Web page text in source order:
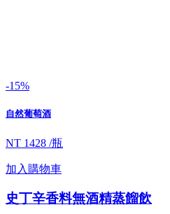
-15%
自然葡萄酒
NT 1428 /瓶
加入購物車
史丁辛香料無酒精蒸餾飲